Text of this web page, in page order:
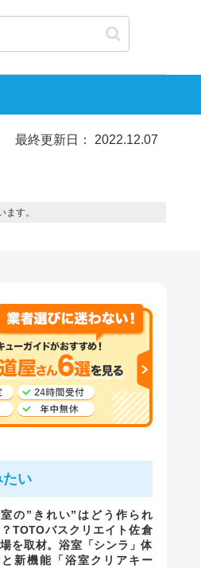
最終更新日： 2022.12.07
す。
い
の”きれい”はどう作られ
TOTOバスクリエイト佐倉
を取材。浴室「シンラ」体
新機能「浴室クリアキー